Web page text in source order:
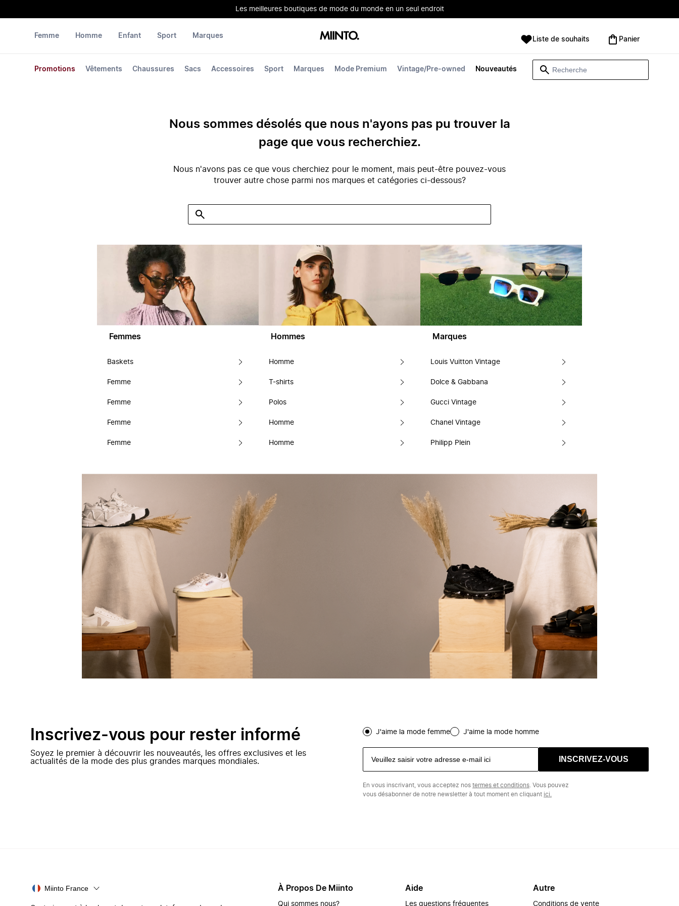
Les meilleures boutiques de mode du monde en un seul endroit
Femme
Promotions Vêtements Chaussures Sacs Accessoires Sport Marques Mode Premium Vintage/Pre-owned Nouveautés
Homme Enfant Sport Marques Liste de souhaits Panier
Nous sommes désolés que nous n'ayons pas pu trouver la
page que vous recherchiez.
Nous n'avons pas ce que vous cherchiez pour le moment, mais peut-être pouvez-vous
trouver autre chose parmi nos marques et catégories ci-dessous?
Femmes
Baskets
Femme
Femme
Femme
Femme
Hommes
Homme
T-shirts
Polos
Homme
Homme
Marques
Louis Vuitton Vintage
Dolce & Gabbana
Gucci Vintage
Chanel Vintage
Philipp Plein
Inscrivez-vous pour rester informé
Soyez le premier à découvrir les nouveautés, les offres exclusives et les
actualités de la mode des plus grandes marques mondiales.
J'aime la mode femme J'aime la mode homme
INSCRIVEZ-VOUS
En vous inscrivant, vous acceptez nos termes et conditions . Vous pouvez
vous désabonner de notre newsletter à tout moment en cliquant ici.
Miinto France À Propos De Miinto
Qui sommes nous?
Aide
Les questions fréquentes
Autre
Conditions de vente